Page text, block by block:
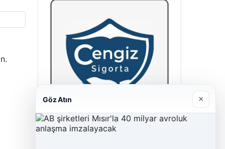
Cengiz Sigorta
Göz Atın ×